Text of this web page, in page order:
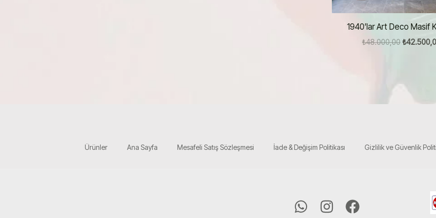
1940’lar Art Deco Masif
₺48.000,00 Orijinal
₺
Ürünler Ana Sayfa Mesafeli Satış Sözleşmesi İade & Değişim Politikası Gizlilik ve Güvenlik